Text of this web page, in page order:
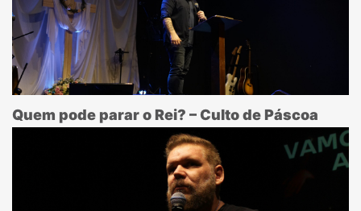
Quem pode parar o Rei? – Culto de Páscoa